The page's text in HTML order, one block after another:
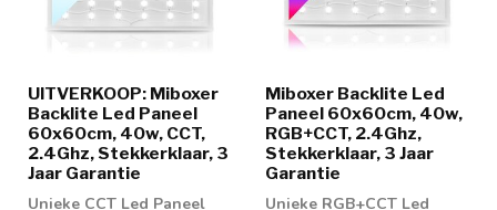
UITVERKOOP: Miboxer
Backlite Led Paneel
60x60cm, 40w, CCT,
2.4Ghz, Stekkerklaar, 3
Jaar Garantie
Unieke CCT Led Paneel
Miboxer Backlite Led
Paneel 60x60cm, 40w,
RGB+CCT, 2.4Ghz,
Stekkerklaar, 3 Jaar
Garantie
Unieke RGB+CCT Led